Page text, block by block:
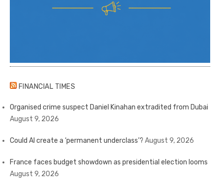
FINANCIAL TIMES
Organised crime suspect Daniel Kinahan extradited from Dubai
August 9, 2026
Could AI create a ‘permanent underclass’? August 9, 2026
France faces budget showdown as presidential election looms
August 9, 2026